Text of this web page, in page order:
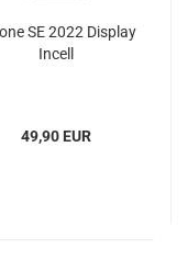
SE 2022 Display
Incell
49,90 EUR